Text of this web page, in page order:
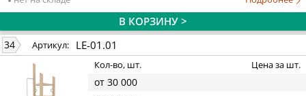
В КОРЗИНУ >
34 Артикул: LE-01.01
Кол-во, шт. Цена за шт.
от 30 000